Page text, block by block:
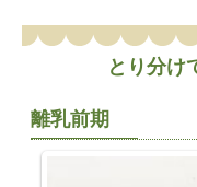
とり分け
離乳前期